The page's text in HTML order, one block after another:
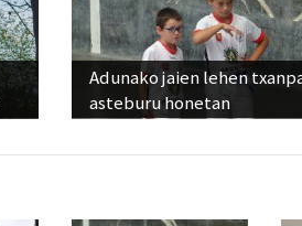
Adunako jaien lehen
asteburu honetan